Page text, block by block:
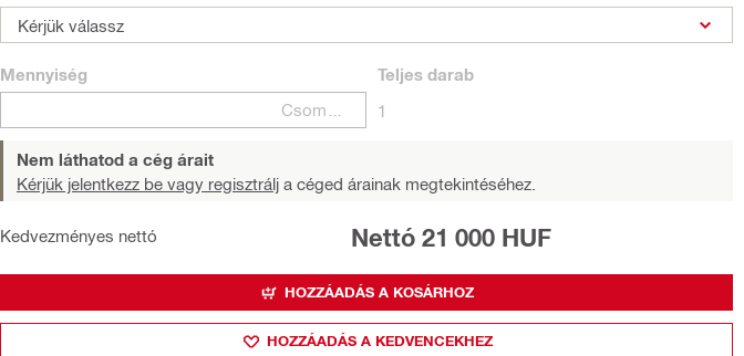
Kérjük válassz
Mennyiség
Teljes darab
1
Nem láthatod a cég árait
Kérjük jelentkezz be vagy regisztrálj a céged árainak megtekintéséhez.
Kedvezményes nettó Nettó 21 000 HUF
HOZZÁADÁS A KOSÁRHOZ
HOZZÁADÁS A KEDVENCEKHEZ